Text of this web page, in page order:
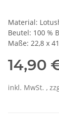
Material:
Beutel: 100 %
Maße: 22,8 x
14,90
inkl. MwSt. ,